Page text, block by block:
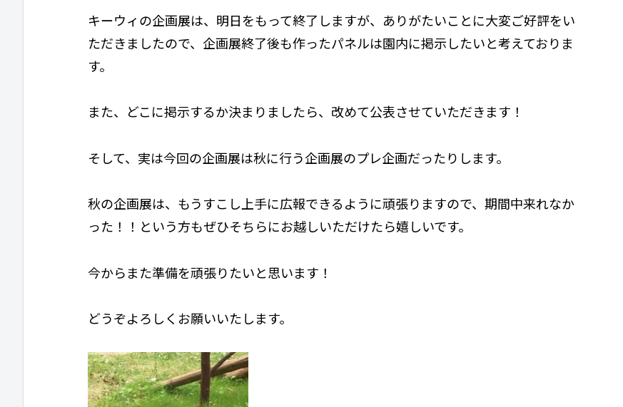
キーウィの企画展は、明日をもって終了しますが、ありがたいことに大変ご好評をい
ただきましたので、企画展終了後も作ったパネルは園内に掲示したいと考えておりま
す。
また、どこに掲示するか決まりましたら、改めて公表させていただきます！
そして、実は今回の企画展は秋に行う企画展のプレ企画だったりします。
秋の企画展は、もうすこし上手に広報できるように頑張りますので、期間中来れなか
った！！という方もぜひそちらにお越しいただけたら嬉しいです。
今からまた準備を頑張りたいと思います！
どうぞよろしくお願いいたします。